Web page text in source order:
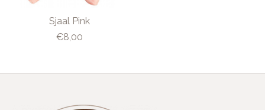
Sjaal Pink
€8,00